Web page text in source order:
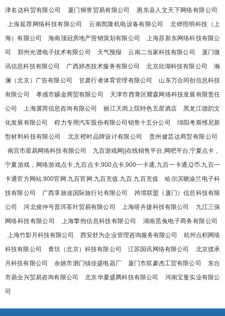
津名达科贸有限公司
厦门炯誉贸易有限公司
惠东县人文天下网络有限公司
上海延荐网络科技有限公司
云南凯隆机电设备有限公司
北铧照明科技（上
海）有限公司
海南顶冠房地产营销策划有限公司
上海苏新东网络科技有限公
司
郑州光谱电子技术有限公司 天气预报 云南二当家科技有限公司
厦门微
讯信息科技有限公司
广西婷杰技术服务有限公司 北京欣湖科技有限公司
瀚
澜（北京）广告有限公司
甘肃行者体育管理有限公司
山东万合同创信息科技
有限公司
孝感市赐金商贸有限公司
天津市西青区耀森网络科技发展有限责任
公司
上海冀芮信息咨询有限公司 丽江天雨上院特色五星酒店
黑龙江德韵文
化发展有限公司
程力专用汽车股份有限公司销售十五分公司
绵阳考斯维尼新
型材料科技有限公司
北京橙时品牌设计有限公司
贵州健芸达商贸有限公司
南宫市星易网络科技有限公司
九百游戏网||在线销售平台,网吧平台,宁夏点卡，
宁夏游戏，网络游戏点卡,九百点卡,900点卡,900一卡通,九百一卡通,Q币.九百一
卡通官方网站.900官网.九百官网.九百充值.九百.九百充值
哈尔滨晓渝兰电子科
技有限公司
广西享旅途国际旅行社有限公司
跨境联盟（厦门）信息科技有限
公司
河北俊仲号普洱茶叶贸易有限公司 上海嗒卉捷科技有限公司
九江三保
网络科技有限公司
上海擎煦信息科技有限公司
湖南觅兔电子商务有限公司
上海竹影月科技有限公司
西安舒为企业管理咨询服务有限公司
杭州点积网络
科技有限公司
青坊（北京）科技有限公司 江苏国讯网络有限公司
北京揽承
月科技有限公司
余姚市泗门镇佳盛电器厂 厦门市双豪杰工贸有限公司
东台
市鼎业兴贸易咨询有限公司
北京华夏盛腾科技有限公司
河南宝曼实业有限公
司